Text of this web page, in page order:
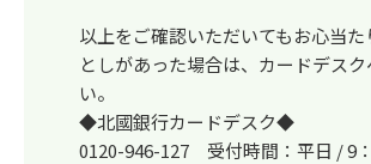
以上をご確認いただいてもお心当
としがあった場合は、カードデス
い。
◆北國銀行カードデスク◆
0120-946-127 受付時間：平日 / 9：